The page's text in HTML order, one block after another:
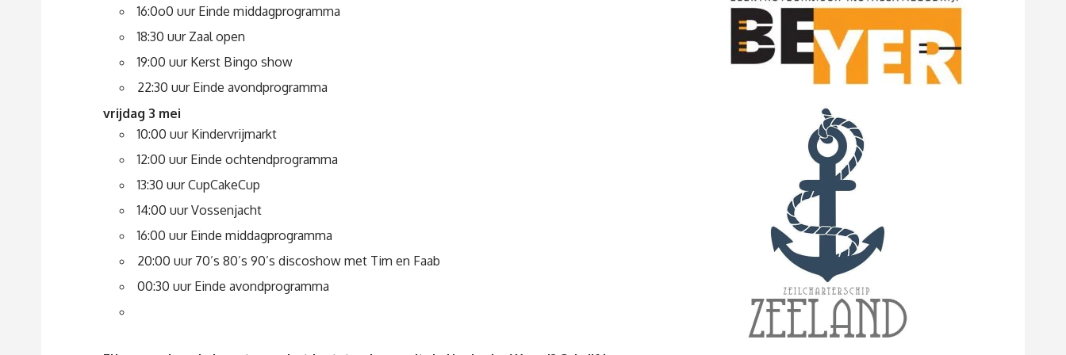
16:0o0 uur Einde middagprogramma
18:30 uur Zaal open
19:00 uur Kerst Bingo show
22:30 uur Einde avondprogramma
vrijdag 3 mei
10:00 uur Kindervrijmarkt
12:00 uur Einde ochtendprogramma
13:30 uur CupCakeCup
14:00 uur Vossenjacht
16:00 uur Einde middagprogramma
20:00 uur 70’s 80’s 90’s discoshow met Tim en Faab
00:30 uur Einde avondprogramma